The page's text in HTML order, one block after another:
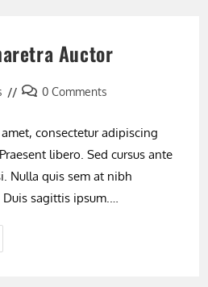
Auctor
Post0 Comments
consectetur adipiscing
libero. Sed cursus ante
Nulla quis sem at nibh
sagittis ipsum.…